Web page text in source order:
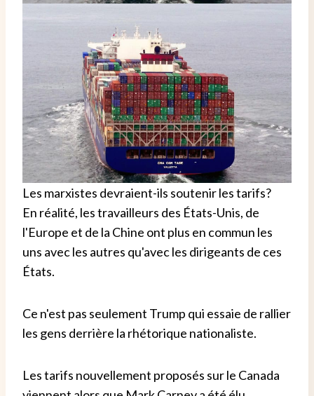
Les marxistes devraient-ils soutenir les tarifs?
En réalité, les travailleurs des États-Unis, de
l'Europe et de la Chine ont plus en commun les
uns avec les autres qu'avec les dirigeants de ces
États.
Ce n'est pas seulement Trump qui essaie de rallier
les gens derrière la rhétorique nationaliste.
Les tarifs nouvellement proposés sur le Canada